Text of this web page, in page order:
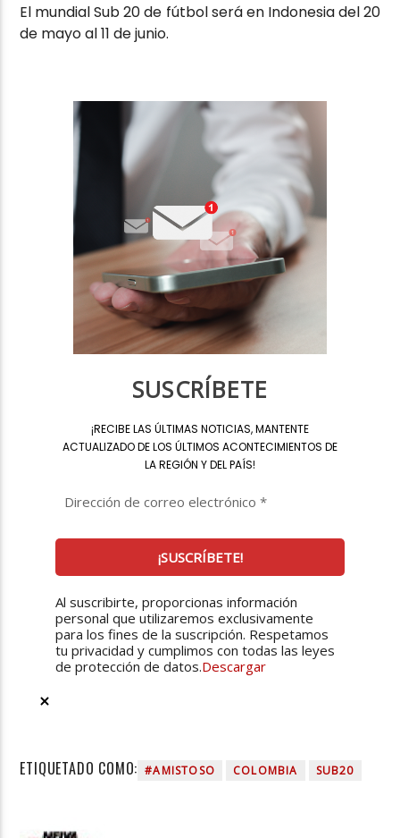
El mundial Sub 20 de fútbol será en Indonesia del 20
de mayo al 11 de junio.
SUSCRÍBETE
¡RECIBE LAS ÚLTIMAS NOTICIAS, MANTENTE
ACTUALIZADO DE LOS ÚLTIMOS ACONTECIMIENTOS DE
LA REGIÓN Y DEL PAÍS!
Al suscribirte, proporcionas información
personal que utilizaremos exclusivamente
para los fines de la suscripción. Respetamos
tu privacidad y cumplimos con todas las leyes
de protección de datos.Descargar
ETIQUETADO COMO: #AMISTOSO COLOMBIA SUB20